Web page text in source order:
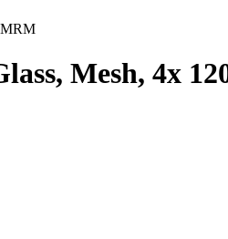
Mesh, 4x